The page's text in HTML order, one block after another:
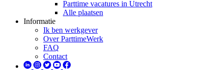
Parttime vacatures in Utrecht
Alle plaatsen
Informatie
Ik ben werkgever
Over ParttimeWerk
FAQ
Contact